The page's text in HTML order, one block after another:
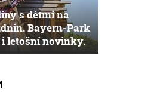
s dětmi na
Bayern-Park
letošní novinky.